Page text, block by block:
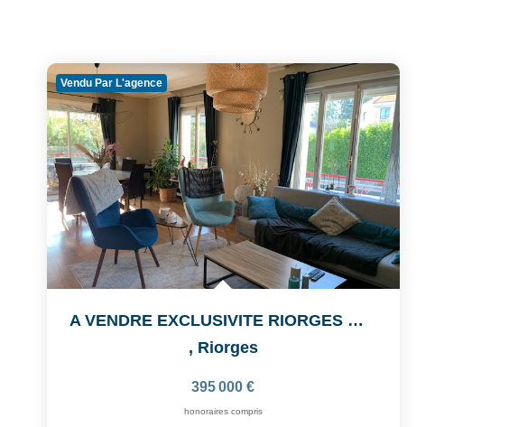
Vendu Par L'agence
A VENDRE EXCLUSIVITE RIORGES MAISON 4 CHAMBRES
, Riorges
395 000 €
honoraires compris